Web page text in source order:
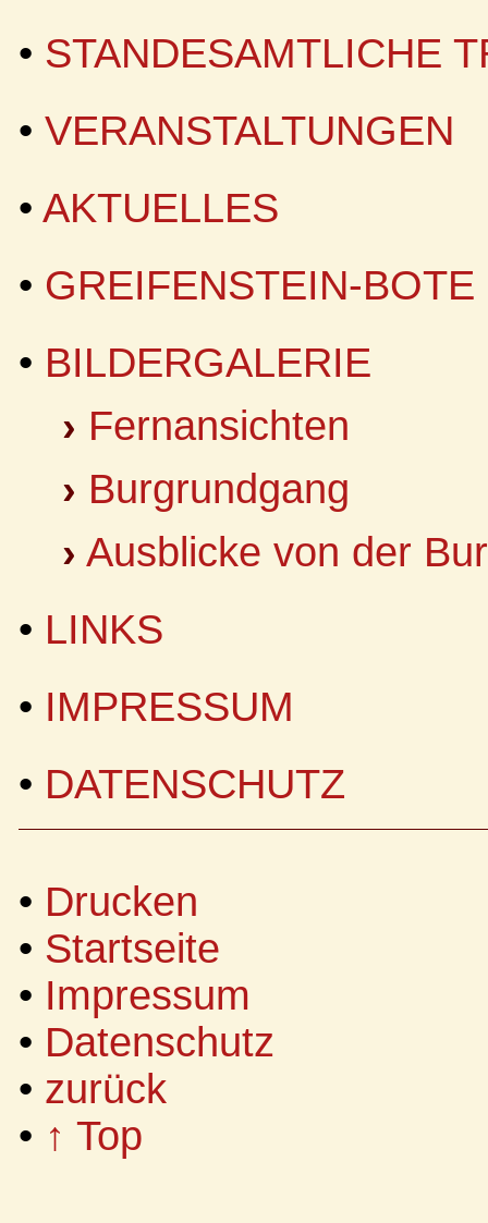
• STANDESAMTLICHE
• VERANSTALTUNGEN
• AKTUELLES
• GREIFENSTEIN-BOTE
• BILDERGALERIE
› Fernansichten
› Burgrundgang
› Ausblicke von der
• LINKS
• IMPRESSUM
• DATENSCHUTZ
• Drucken
• Startseite
• Impressum
• Datenschutz
• zurück
• ↑ Top